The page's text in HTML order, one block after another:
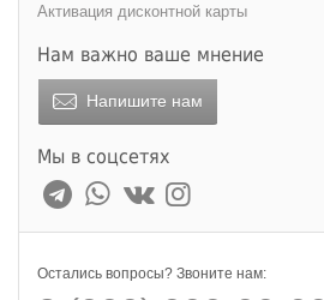
Активация дисконтной карты
Нам важно ваше мнение
Напишите нам
Мы в соцсетях
Остались вопросы? Звоните нам: